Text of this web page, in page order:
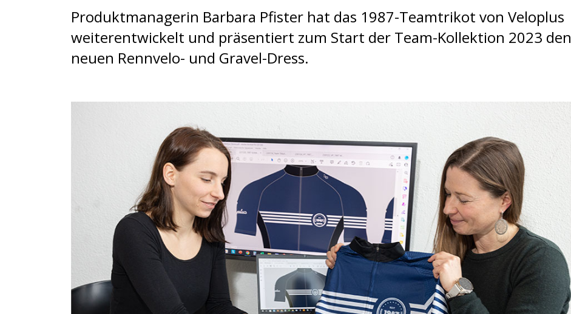
Produktmanagerin Barbara Pfister hat das 1987-Teamtrikot von Veloplus
weiterentwickelt und präsentiert zum Start der Team-Kollektion 2023 den
neuen Rennvelo- und Gravel-Dress.